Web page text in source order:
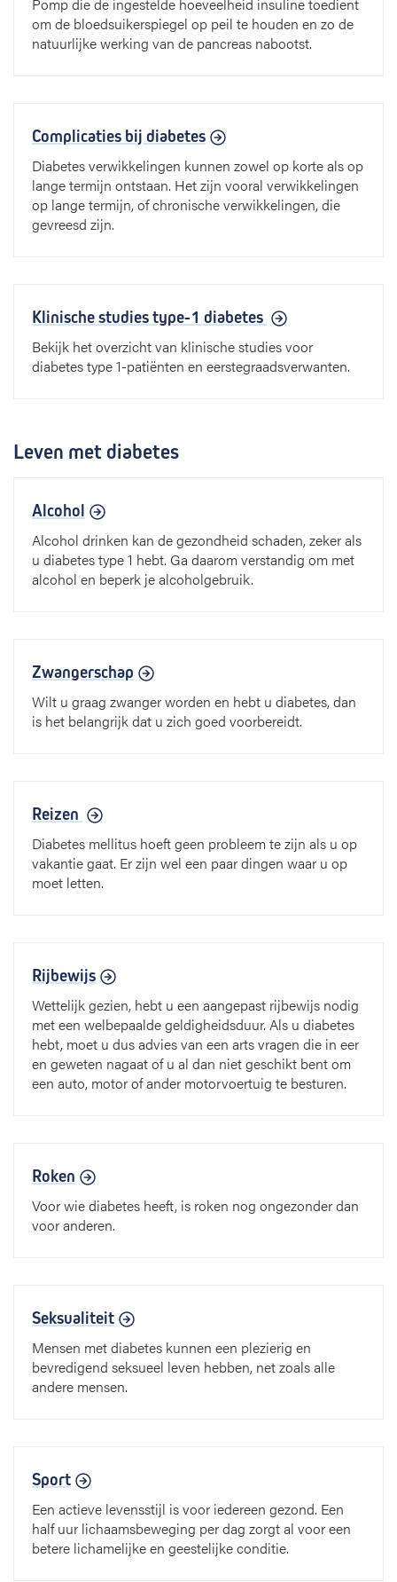
om de bloedsuikerspiegel op peil te houden en zo de
natuurlijke werking van de pancreas nabootst.
Complicaties bij diabetes
Diabetes verwikkelingen kunnen zowel op korte als op
lange termijn ontstaan. Het zijn vooral verwikkelingen
op lange termijn, of chronische verwikkelingen, die
gevreesd zijn.
Klinische studies type-1 diabetes
Bekijk het overzicht van klinische studies voor
diabetes type 1-patiënten en eerstegraadsverwanten.
Leven met diabetes
Alcohol
Alcohol drinken kan de gezondheid schaden, zeker als
u diabetes type 1 hebt. Ga daarom verstandig om met
alcohol en beperk je alcoholgebruik.
Zwangerschap
Wilt u graag zwanger worden en hebt u diabetes, dan
is het belangrijk dat u zich goed voorbereidt.
Reizen
Diabetes mellitus hoeft geen probleem te zijn als u op
vakantie gaat. Er zijn wel een paar dingen waar u op
moet letten.
Rijbewijs
Wettelijk gezien, hebt u een aangepast rijbewijs nodig
met een welbepaalde geldigheidsduur. Als u diabetes
hebt, moet u dus advies van een arts vragen die in eer
en geweten nagaat of u al dan niet geschikt bent om
een auto, motor of ander motorvoertuig te besturen.
Roken
Voor wie diabetes heeft, is roken nog ongezonder dan
voor anderen.
Seksualiteit
Mensen met diabetes kunnen een plezierig en
bevredigend seksueel leven hebben, net zoals alle
andere mensen.
Sport
Een actieve levensstijl is voor iedereen gezond. Een
half uur lichaamsbeweging per dag zorgt al voor een
betere lichamelijke en geestelijke conditie.